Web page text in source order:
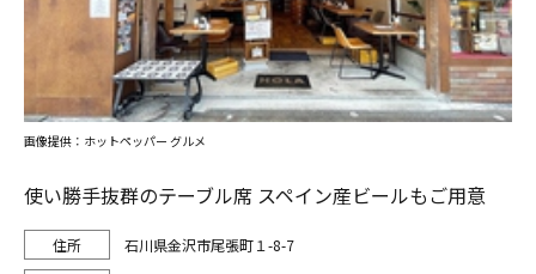
使い勝手抜群のテーブル席 スペイン産ビールもご用意
石川県金沢市尾張町１-8-7
画像提供：ホットペッパー グルメ